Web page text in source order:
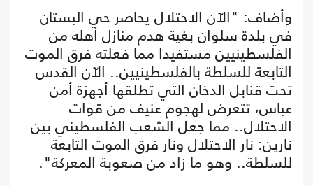
وأضاف: "الآن الاحتلال يحاصر حي البستان
في بلدة سلوان بغية هدم منازل أهله من
الفلسطينيين مستفيدا مما فعلته فرق الموت
التابعة للسلطة بالفلسطينيين.. الآن القدس
تحت قنابل الدخان التي تطلقها أجهزة أمن
عباس، تتعرض لهجوم عنيف من قوات
الاحتلال.. مما جعل الشعب الفلسطيني بين
نارين: نار الاحتلال ونار فرق الموت التابعة
للسلطة.. وهو ما زاد من صعوبة المعركة".